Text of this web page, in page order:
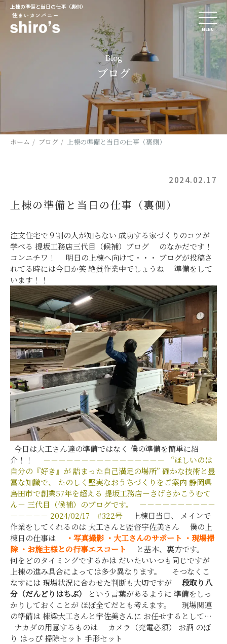
上棟の準備と当日の仕事（裏側）
MENU
Blog
ブログ
ホーム ブログ 上棟の準備と当日の仕事（裏側）
2024.02.17
上棟の準備と当日の仕事（裏側）
注文住宅で９割の人が知らない 成功する家づくりのコツが
学べる 提坂工務店三代目（候補）ブログ のなかだです！
コンニチワ！ 明日の上棟へ向けて・・・ ブログが投稿さ
れてる時には今日か笑 絶賛作業中でしょうね 準備をして
います！！
今日は大工さん達の準備ではなく 僕の準備を簡単に紹
介！！ －－－－－－－－－－－－－－－－
“ほしいのは
自分の『好き』が詰まった自己満足の場所” 確かな技術と豊
富な知識で、
たのしく堅実なおうちづくりをご案内 静岡県
島田市で創業57年を超える 提坂工務店－さげさかこうむて
ん－ 三代目（候補）のブログです。
－－－－－－－－－－
－－－－－ 2024/02/17 #322号 上棟日当日、 メインで
作業をしてくれるのは 大工さんと監督宇佐美さん 僕の上
棟日の仕事は
・写真撮影 ・大工さんのサポート ・現場掃
除 ・お施主様との行事エスコート と基本、裏方です。
何をどのタイミングでするかは だいたいいつも同じですが
上棟の進み具合によっては多少異なります。 そつなくこ
なすには 現場状況に合わせた判断も大切ですが 段取り八
分（だんどりはちぶ）
という言葉があるように 準備をしっ
かりしておくことが ほぼ全てだとも考えます。 現場関連
の準備は 棟梁大工さんと宇佐美さんに お任せするとして…
ナカダの用意するものは カメラ（充電必須） お酒 のぼ
り はっぴ 掃除セット 手形セット